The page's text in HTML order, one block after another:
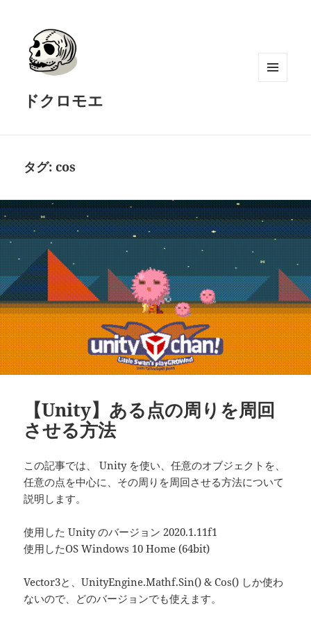
ドクロモエ
タグ:cos
【Unity】ある点の周りを周回
させる方法
この記事では、 Unity を使い、任意のオブジェクトを、
任意の点を中心に、その周りを周回させる方法について
説明します。
使用した Unity のバージョン 2020.1.11f1
使用したOS Windows 10 Home (64bit)
Vector3と、UnityEngine.Mathf.Sin() & Cos() しか使わ
ないので、どのバージョンでも使えます。